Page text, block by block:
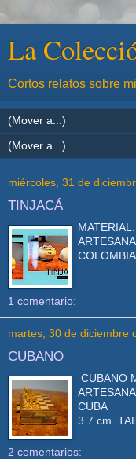
La
Cortos relatos sobre
miércoles, 31 de
TINJACÁ
1 comentario:
martes, 30 de diciembre
CUBANO
CUBANO
CUBA
3.7 cm.
2 comentarios: